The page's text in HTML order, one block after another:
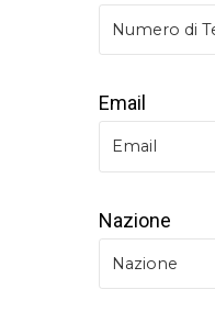
Email
Nazione